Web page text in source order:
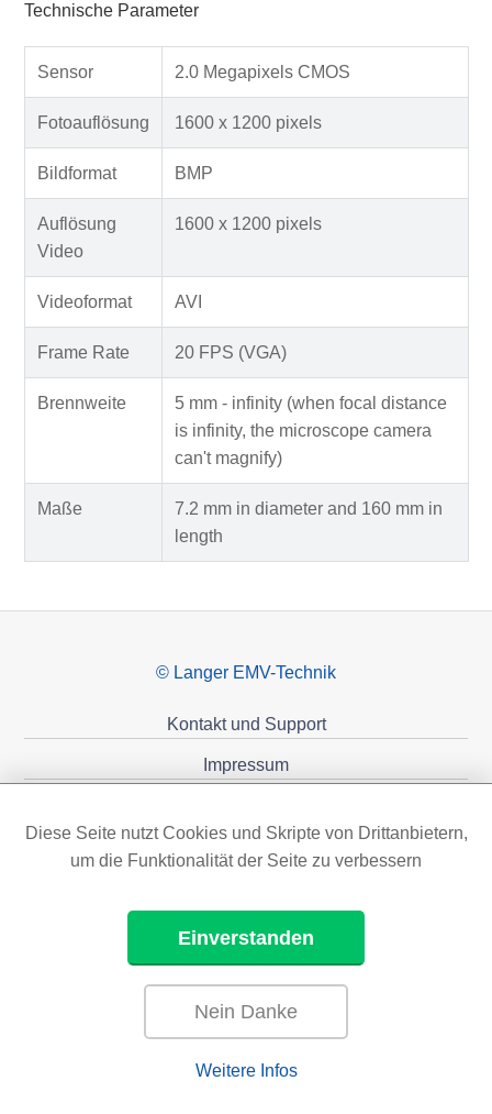
Technische Parameter
Sensor 2.0 Megapixels CMOS
Fotoauflösung 1600 x 1200 pixels
Bildformat BMP
Auflösung
Video
1600 x 1200 pixels
Videoformat AVI
Frame Rate 20 FPS (VGA)
Brennweite
5 mm - infinity (when focal distance
is infinity, the microscope camera
can't magnify)
Maße
7.2 mm in diameter and 160 mm in
length
© Langer EMV-Technik
Kontakt und Support
Impressum
Diese Seite nutzt Cookies und Skripte von Drittanbietern,
um die Funktionalität der Seite zu verbessern
Einverstanden
Nein Danke
Weitere Infos